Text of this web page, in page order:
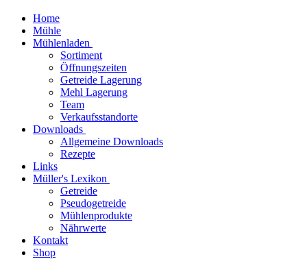
Home
Mühle
Mühlenladen
Sortiment
Öffnungszeiten
Getreide Lagerung
Mehl Lagerung
Team
Verkaufsstandorte
Downloads
Allgemeine Downloads
Rezepte
Links
Müller's Lexikon
Getreide
Pseudogetreide
Mühlenprodukte
Nährwerte
Kontakt
Shop